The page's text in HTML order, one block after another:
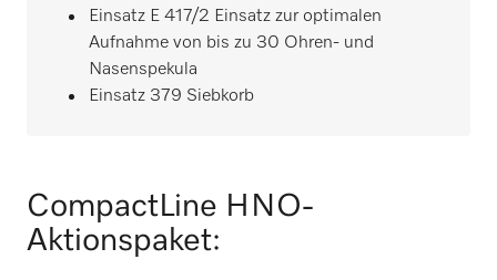
Einsatz E 417/2 Einsatz zur optimalen
Aufnahme von bis zu 30 Ohren- und
Nasenspekula
Einsatz 379 Siebkorb
CompactLine HNO-
Aktionspaket: